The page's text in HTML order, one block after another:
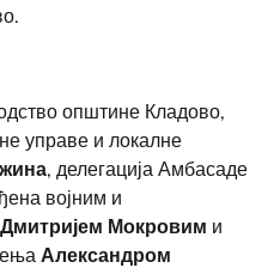
општине Кладово,
управе и локалне
, делегација Амбасаде
војним и
Дмитријем Мокровим и
Александром